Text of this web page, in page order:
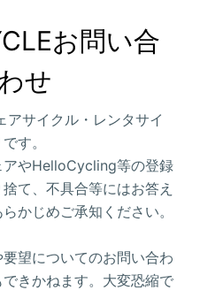
お問い合
せ
アサイクル・レンタサイ
す。
アやHelloCycling等の登録
て、不具合等にはお答え
かじめご承知ください。
望についてのお問い合わ
きかねます。大変恐縮で